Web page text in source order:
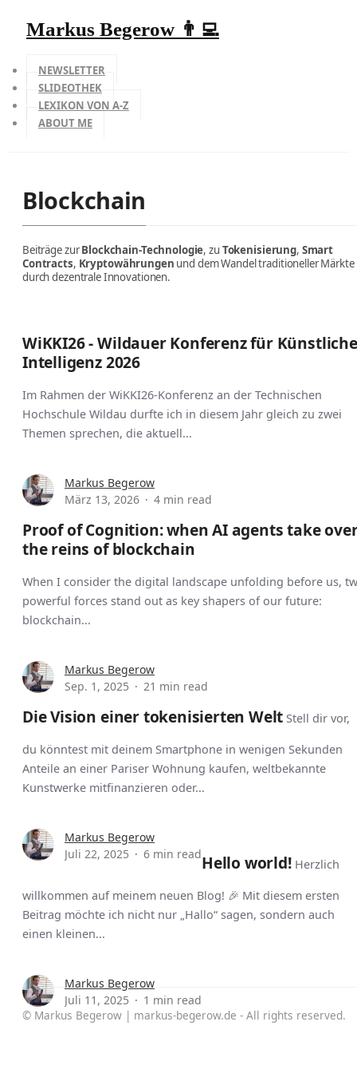
Markus Begerow 👨‍💻
NEWSLETTER
SLIDEOTHEK
LEXIKON VON A-Z
ABOUT ME
Blockchain
Beiträge zurBlockchain-Technologie, zu Tokenisierung, Smart
Contracts, Kryptowährungen und dem Wandel traditioneller Märkte
durch dezentrale Innovationen.
WiKKI26 - Wildauer Konferenz für Künstliche
Intelligenz 2026
Im Rahmen der WiKKI26-Konferenz an der Technischen
Hochschule Wildau durfte ich in diesem Jahr gleich zu zwei
Themen sprechen, die aktuell...
Markus Begerow
März 13, 2026
4 min read
Proof of Cognition: when AI agents take
the reins of blockchain
When I consider the digital landscape unfolding before us,
powerful forces stand out as key shapers of our future:
blockchain...
Markus Begerow
Sep. 1, 2025
21 min read
Die Vision einer tokenisierten Welt Stell dir vor,
du könntest mit deinem Smartphone in wenigen Sekunden
Anteile an einer Pariser Wohnung kaufen, weltbekannte
Kunstwerke mitfinanzieren oder...
Markus Begerow
Juli 22, 2025
6 min readHello world! Herzlich
willkommen auf meinem neuen Blog! 🎉 Mit diesem ersten
Beitrag möchte ich nicht nur „Hallo“ sagen, sondern auch
einen kleinen...
Markus Begerow
Juli 11, 2025
1 min read
© Markus Begerow | markus-begerow.de - All rights reserved.